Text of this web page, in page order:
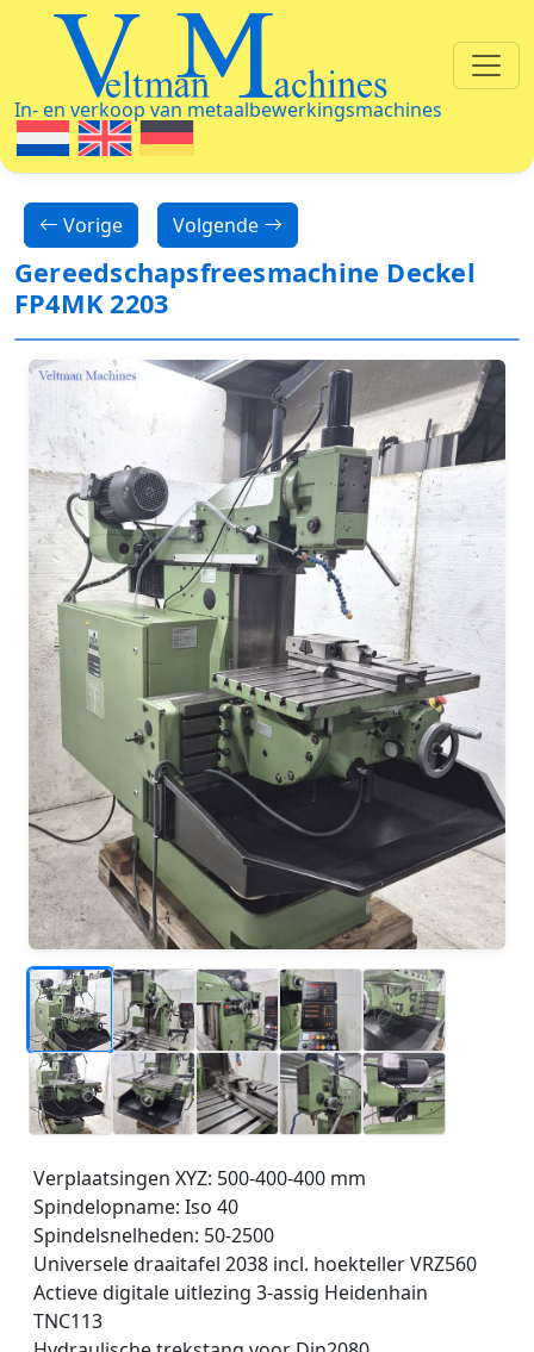
Veltman Machines
In- en verkoop van metaalbewerkingsmachines
Vorige Volgende
Gereedschapsfreesmachine Deckel
FP4MK 2203
_
_
_
_
_
_
_
_
_
Verplaatsingen XYZ: 500-400-400 mm
Spindelopname: Iso 40
Spindelsnelheden: 50-2500
Universele draaitafel 2038 incl. hoekteller VRZ560
Actieve digitale uitlezing 3-assig Heidenhain
TNC113